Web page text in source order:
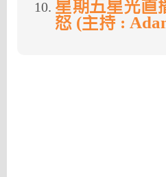
星期五星光直
怒 (主持 :